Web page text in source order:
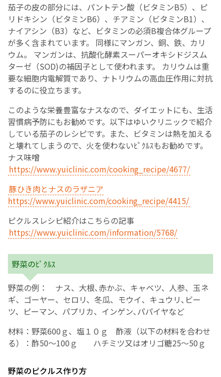
茄子の皮の部分には、パントテン酸（ビタミンB5）、ピ
リドキシン（ビタミンB6）、チアミン（ビタミンB1）、
ナイアシン（B3）など、ビタミンの必須B複合体グループ
が多く含まれています。 同様にマンガン、銅、鉄、カリ
ウム。 マンガンは、抗酸化酵素スーパーオキシドジスム
ターゼ（SOD)の補因子として使われます。 カリウムは重
要な細胞内電解質であり、ナトリウムの高血圧作用に対抗
するのに役立ちます。
このような栄養豊富なナスなので、ダイエットにも、生活
習慣病予防にもお勧めです。以下はゆいクリニックで紹介
している茄子のレシピです。また、ビタミンは熱を加える
と壊れてしまうので、火を使わないﾋﾟｸﾙｽもお勧めです。
ナス味噌
https://www.yuiclinic.com/cooking_recipe/4677/
豚ひき肉とナスのラザニア
https://www.yuiclinic.com/cooking_recipe/4415/
ピクルスレシピ紹介はこちらの記事
https://www.yuiclinic.com/information/5768/
野菜のﾋﾟｸﾙｽ
野菜の例： ナス、大根､赤かぶ、キャベツ、人参、玉ネ
ギ、ゴーヤー、セロリ、冬瓜、モウイ、キュウリ､ビー
ツ、ピーマン、パプリカ、インゲン､パパイヤなど
材料：野菜600ｇ、塩１０ｇ 酢液（以下の材料を合わせ
る）：酢50～100ｇ ハチミツ又はオリゴ糖25～50ｇ
野菜のピクルス作り方